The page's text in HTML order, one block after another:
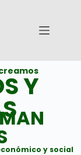
Y
y social